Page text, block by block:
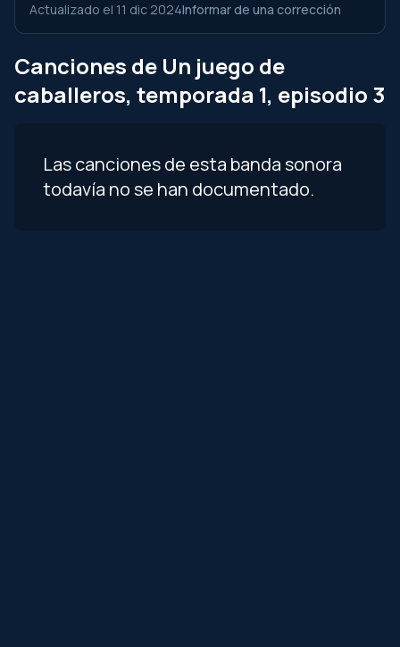
Actualizado el 11 dic 2024Informar de una corrección
Canciones de Un juego de
caballeros, temporada 1, episodio 3
Las canciones de esta banda sonora
todavía no se han documentado.